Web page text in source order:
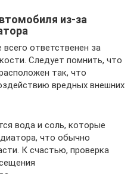
из-за
ответственен за
Следует помнить, что
так, что
вредных внешних
вода и соль, которые
что обычно
К счастью, проверка